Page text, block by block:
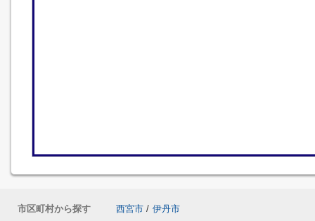
市区町村から探す 西宮市 / 伊丹市